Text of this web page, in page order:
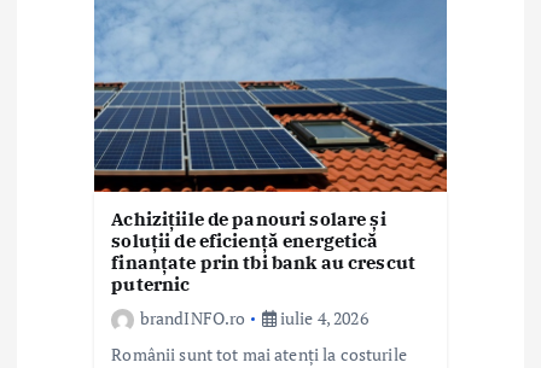
Achizițiile de panouri solare și
soluții de eficiență energetică
finanțate prin tbi bank au crescut
puternic
brandINFO.ro
iulie 4, 2026
Românii sunt tot mai atenți la costurile